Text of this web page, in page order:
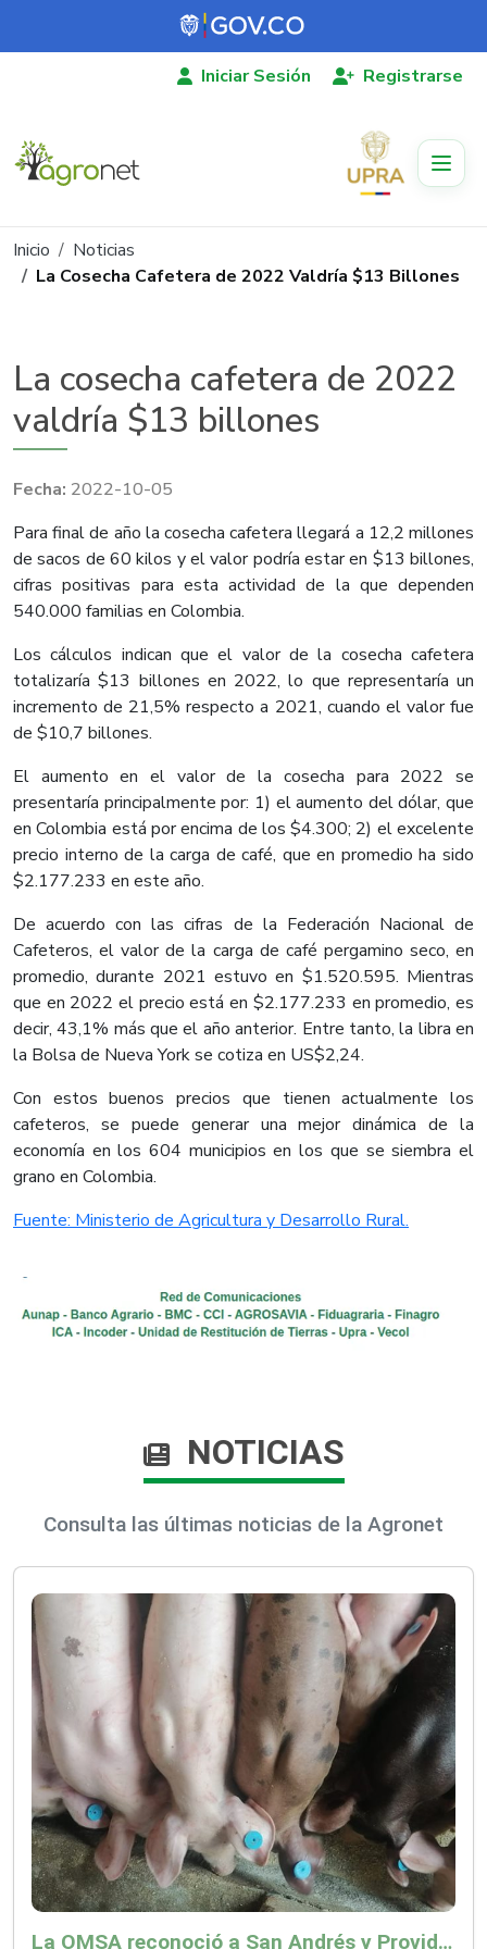
Pasar al contenido principal
Iniciar Sesión Registrarse
Ruta de navegación
Inicio
Noticias
La Cosecha Cafetera de 2022 Valdría $13 Billones
La cosecha cafetera de 2022
valdría $13 billones
2022-10-05
Para final de año la cosecha cafetera llegará a 12,2 millones
de sacos de 60 kilos y el valor podría estar en $13 billones,
cifras positivas para esta actividad de la que dependen
540.000 familias en Colombia.
Los cálculos indican que el valor de la cosecha cafetera
totalizaría $13 billones en 2022, lo que representaría un
incremento de 21,5% respecto a 2021, cuando el valor fue
de $10,7 billones.
El aumento en el valor de la cosecha para 2022 se
presentaría principalmente por: 1) el aumento del dólar, que
en Colombia está por encima de los $4.300; 2) el excelente
precio interno de la carga de café, que en promedio ha sido
$2.177.233 en este año.
De acuerdo con las cifras de la Federación Nacional de
Cafeteros, el valor de la carga de café pergamino seco, en
promedio, durante 2021 estuvo en $1.520.595. Mientras
que en 2022 el precio está en $2.177.233 en promedio, es
decir, 43,1% más que el año anterior. Entre tanto, la libra en
la Bolsa de Nueva York se cotiza en US$2,24.
Con estos buenos precios que tienen actualmente los
cafeteros, se puede generar una mejor dinámica de la
economía en los 604 municipios en los que se siembra el
grano en Colombia.​
Fuente: Ministerio de Agricultura y Desarrollo Rural.​
NOTICIAS
Consulta las últimas noticias de la Agronet
La OMSA reconoció a San Andrés y Providencia como zona libre de Peste Porcina Clásica (PPC)